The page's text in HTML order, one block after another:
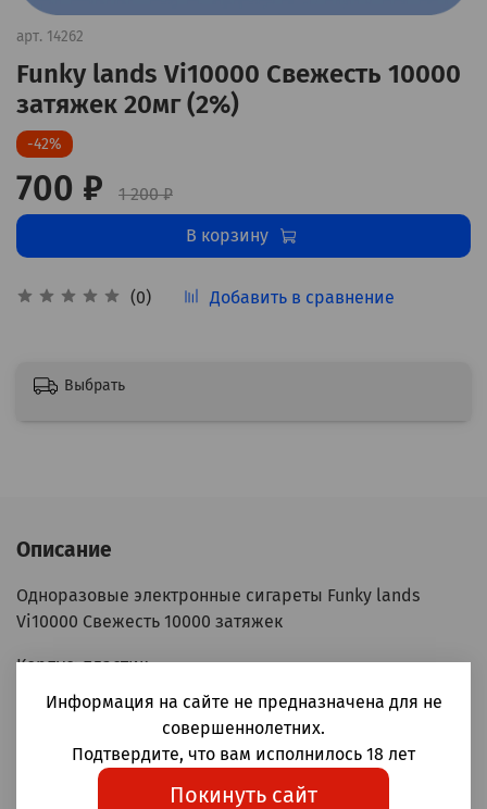
арт. 14262
Funky lands Vi10000 Свежесть 10000
затяжек 20мг (2%)
(0) Добавить в сравнение
-42%
700 ₽
1 200 ₽
В корзину
Выбрать
Описание
Одноразовые электронные сигареты Funky lands
Vi10000 Свежесть 10000 затяжек
Корпус: пластик
Аккумулятор: 600мАч
Бак: 18мл
Крепость: 20мг (2%)
Зарядка Type-C: +
Затяжка: MTL (тугая, сигаретная)
Информация на сайте не предназначена для не
совершеннолетних.
Подтвердите, что вам исполнилось 18 лет
Покинуть сайт